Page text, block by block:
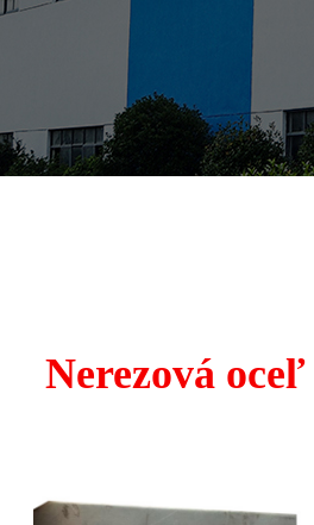
Nerezová oceľ